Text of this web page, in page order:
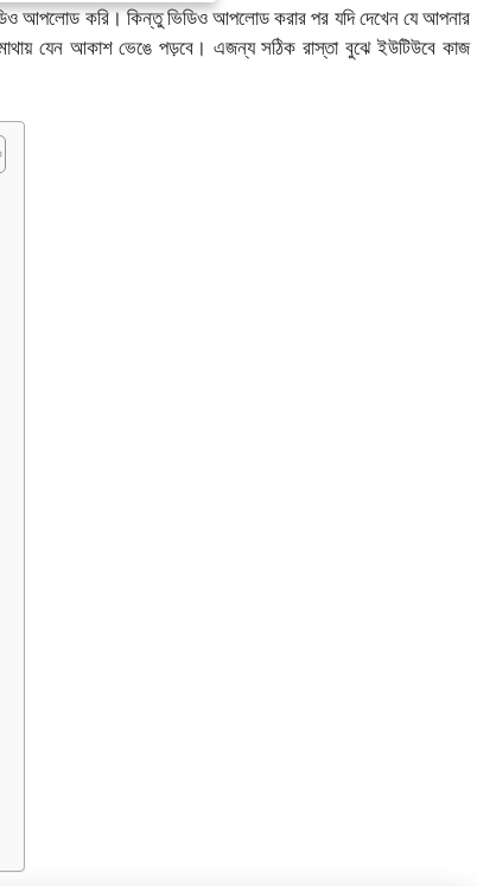
আপলোড করি। কিন্তু ভিডিও আপলোড করার পর যদি দেখেন যে আপনার
মাথায় যেন আকাশ ভেঙে পড়বে। এজন্য সঠিক রাস্তা বুঝে ইউটিউবে কাজ